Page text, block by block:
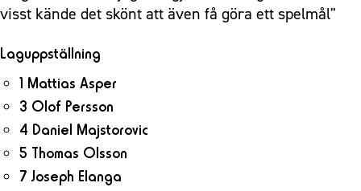
visst kände det skönt att även få göra ett spelmål"
Laguppställning
1 Mattias Asper
3 Olof Persson
4 Daniel Majstorovic
5 Thomas Olsson
7 Joseph Elanga